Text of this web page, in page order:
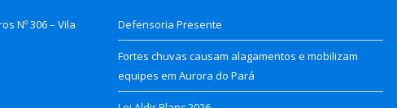
Nº 306 – Vila
Defensoria Presente
Fortes chuvas causam alagamentos e mobilizam
equipes em Aurora do Pará